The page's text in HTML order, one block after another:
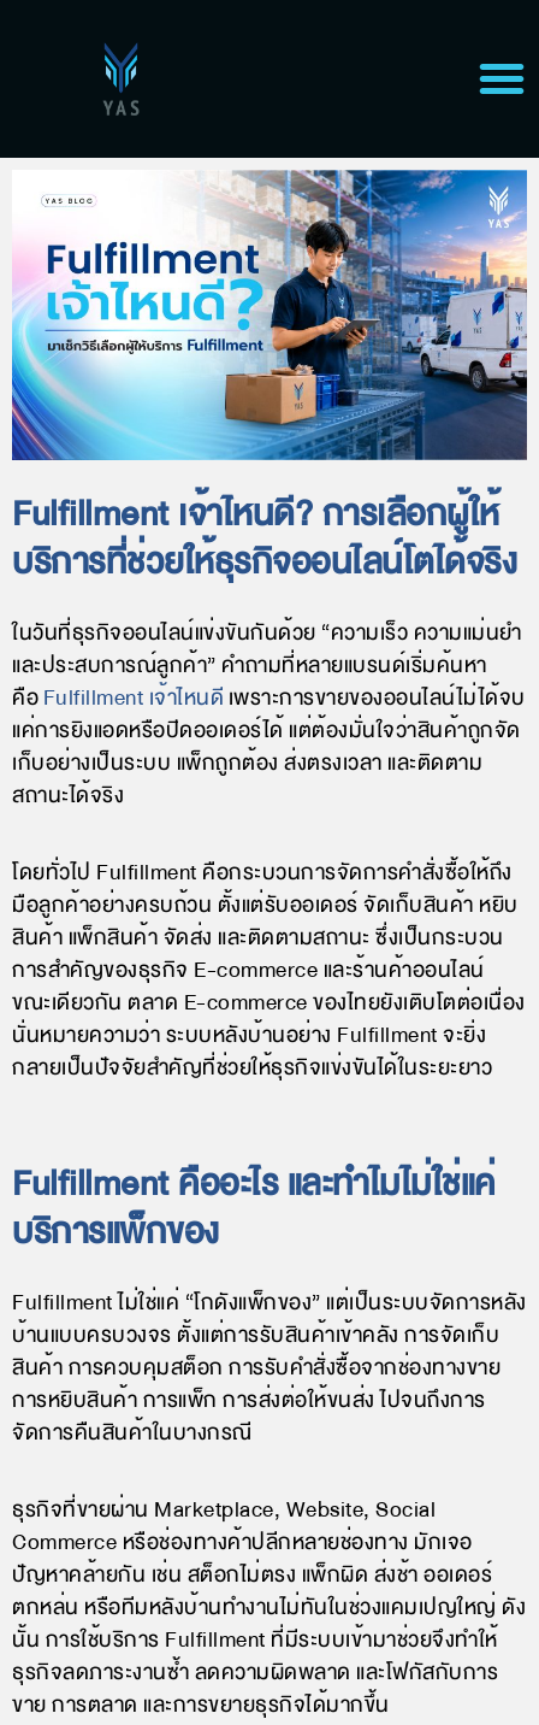
Fulfillment เจ้าไหนดี? การเลือกผู้ให้
บริการที่ช่วยให้ธุรกิจออนไลน์โตได้จริง
ในวันที่ธุรกิจออนไลน์แข่งขันกันด้วย “ความเร็ว ความแม่นยำ
และประสบการณ์ลูกค้า” คำถามที่หลายแบรนด์เริ่มค้นหา
คือFulfillment เจ้าไหนดีเพราะการขายของออนไลน์ไม่ได้จบ
แค่การยิงแอดหรือปิดออเดอร์ได้ แต่ต้องมั่นใจว่าสินค้าถูกจัด
เก็บอย่างเป็นระบบ แพ็กถูกต้อง ส่งตรงเวลา และติดตาม
สถานะได้จริง
โดยทั่วไป Fulfillment คือกระบวนการจัดการคำสั่งซื้อให้ถึง
มือลูกค้าอย่างครบถ้วน ตั้งแต่รับออเดอร์ จัดเก็บสินค้า หยิบ
สินค้า แพ็กสินค้า จัดส่ง และติดตามสถานะ ซึ่งเป็นกระบวน
การสำคัญของธุรกิจ E-commerce และร้านค้าออนไลน์
ขณะเดียวกัน ตลาด E-commerce ของไทยยังเติบโตต่อเนื่อง
นั่นหมายความว่า ระบบหลังบ้านอย่าง Fulfillment จะยิ่ง
กลายเป็นปัจจัยสำคัญที่ช่วยให้ธุรกิจแข่งขันได้ในระยะยาว
Fulfillment คืออะไร และทำไมไม่ใช่แค่
บริการแพ็กของ
Fulfillment ไม่ใช่แค่ “โกดังแพ็กของ” แต่เป็นระบบจัดการหลัง
บ้านแบบครบวงจร ตั้งแต่การรับสินค้าเข้าคลัง การจัดเก็บ
สินค้า การควบคุมสต็อก การรับคำสั่งซื้อจากช่องทางขาย
การหยิบสินค้า การแพ็ก การส่งต่อให้ขนส่ง ไปจนถึงการ
จัดการคืนสินค้าในบางกรณี
ธุรกิจที่ขายผ่าน Marketplace, Website, Social
Commerce หรือช่องทางค้าปลีกหลายช่องทาง มักเจอ
ปัญหาคล้ายกัน เช่น สต็อกไม่ตรง แพ็กผิด ส่งช้า ออเดอร์
ตกหล่น หรือทีมหลังบ้านทำงานไม่ทันในช่วงแคมเปญใหญ่ ดัง
นั้น การใช้บริการ Fulfillment ที่มีระบบเข้ามาช่วยจึงทำให้
ธุรกิจลดภาระงานซ้ำ ลดความผิดพลาด และโฟกัสกับการ
ขาย การตลาด และการขยายธุรกิจได้มากขึ้น